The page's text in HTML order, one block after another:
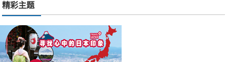
精彩主题